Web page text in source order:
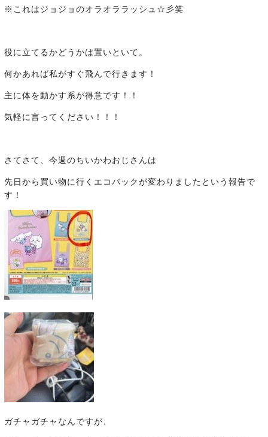
※これはジョジョのオラオララッシュ☆彡笑
役に立てるかどうかは置いといて。
何かあれば私がすぐ飛んで行きます！
主に体を動かす系が得意です！！
気軽に言ってください！！！
さてさて、今週のちいかわおじさんは
先日から買い物に行くエコバックが変わりましたという報告で
す！
ガチャガチャなんですが、